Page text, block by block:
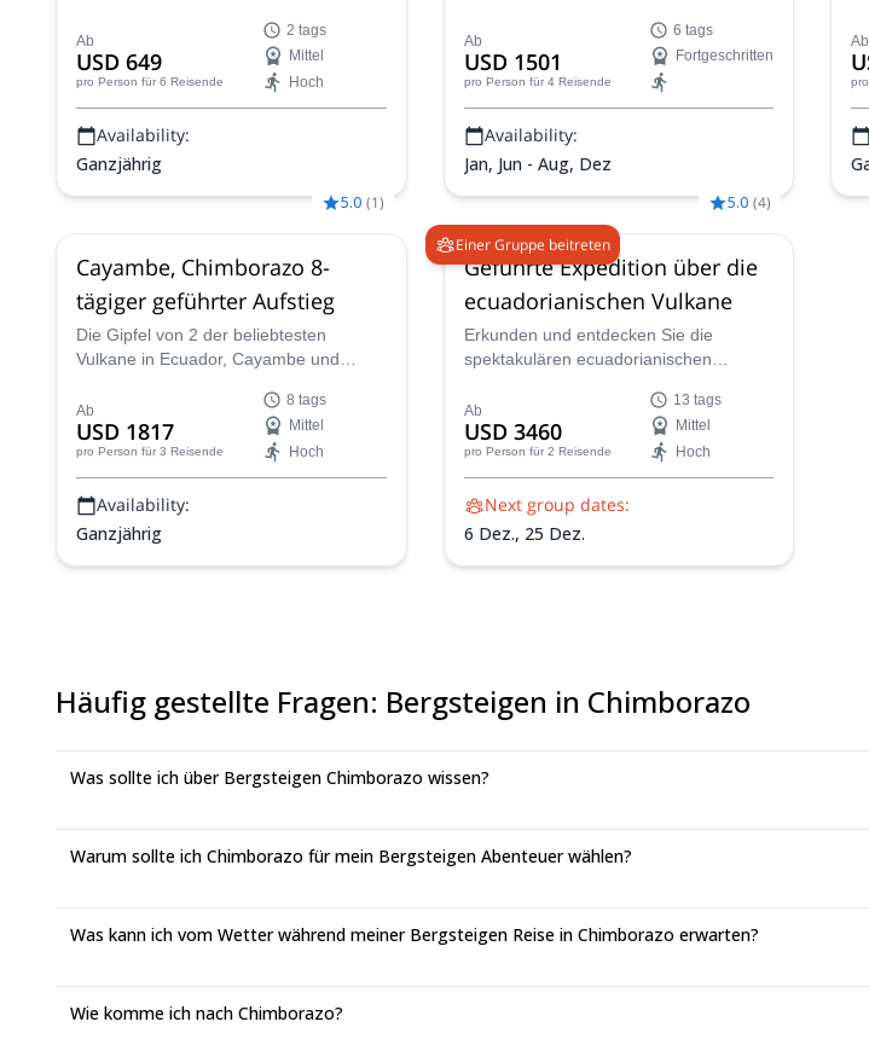
Kletterabenteuer zum spektakulären
Chimborazo, dem höchsten Gipfel
Ecuadors, teilzunehmen.
Ab
USD 649
pro Person für 6 Reisende
2 tags
Mittel
Hoch
Availability:
Ganzjährig
Ihnen den Weg in den 6 Tagen zeigen,
die Sie benötigen, um Cayambe und
Illiniza Nord zu besteigen, um dann den
Gipfel des erstaunlichen Chimborazo zu
erreichen.
Ab
USD 1501
pro Person für 4 Reisende
6 tags
Fortgeschritten
Availability:
Jan, Jun - Aug, Dez
Ab
5.0 (1)
Cayambe, Chimborazo 8-
tägiger geführter Aufstieg
Die Gipfel von 2 der beliebtesten
Vulkane in Ecuador, Cayambe und
tägigen Wanderung, die von dem
IFMGA-zertifizierten Führer Edgar
geleitet wird.
Ab
USD 1817
pro Person für 3 Reisende
8 tags
Mittel
Hoch
Availability:
Ganzjährig
Einer Gruppe beitreten
5.0 (4)
Geführte Expedition über die
ecuadorianischen Vulkane
Erkunden und entdecken Sie die
spektakulären ecuadorianischen
ASEGUIM-zertifizierten Bergführer, auf
dieser 13-tägigen geführten Expedition!
Ab
USD 3460
pro Person für 2 Reisende
13 tags
Mittel
Hoch
Next group dates:
6 Dez., 25 Dez.
Häufig gestellte Fragen: Bergsteigen in Chimborazo
Was sollte ich über Bergsteigen Chimborazo wissen?
Warum sollte ich Chimborazo für mein Bergsteigen Abenteuer wählen?
Was kann ich vom Wetter während meiner Bergsteigen Reise in Chimborazo erwarten?
Wie komme ich nach Chimborazo?